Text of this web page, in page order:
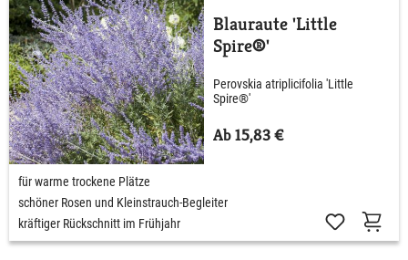
Blauraute 'Little
Spire®'
Perovskia atriplicifolia 'Little
Spire®'
Ab 15,83 €
für warme trockene Plätze
schöner Rosen und Kleinstrauch-Begleiter
kräftiger Rückschnitt im Frühjahr